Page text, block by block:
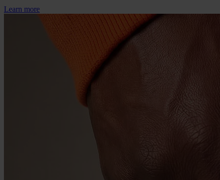
Learn more